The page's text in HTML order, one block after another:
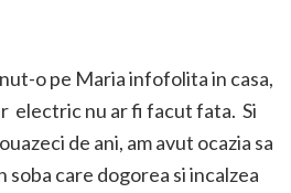
o pe Maria infofolita in casa,
electric nu ar fi facut fata. Si
de ani, am avut ocazia sa
care dogorea si incalzea